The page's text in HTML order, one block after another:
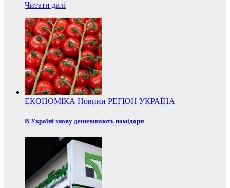
Читати далі
ЕКОНОМІКА Новини РЕГІОН УКРАЇНА
В Україні знову дешевшають помідори